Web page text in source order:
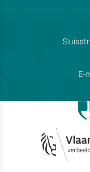
Adres:
E-